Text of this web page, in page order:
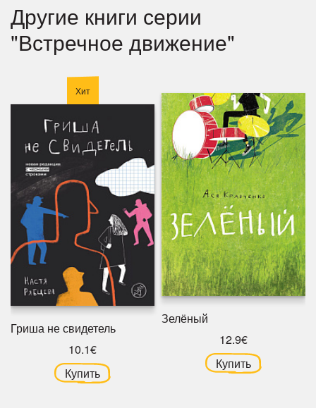
Другие книги серии
"Встречное движение"
Хит
Гриша не свидетель
10.1€
Купить
Зелёный
12.9€
Купить